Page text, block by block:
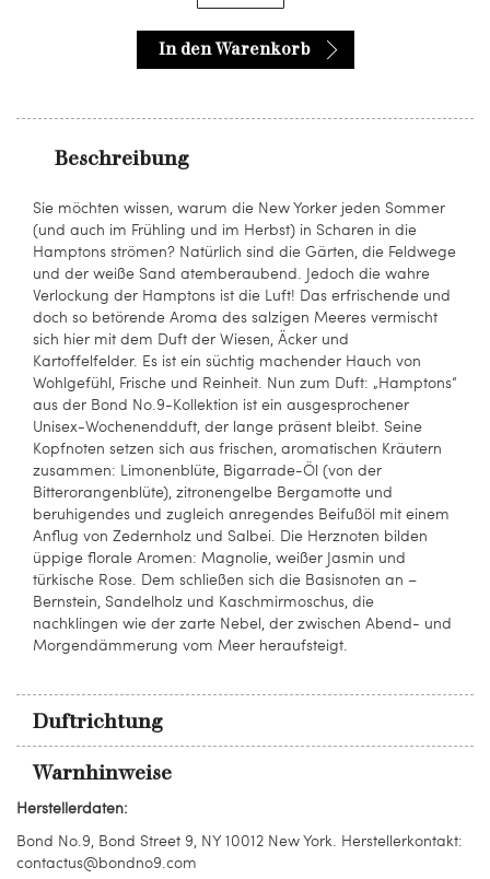
In den Warenkorb
Beschreibung
Sie möchten wissen, warum die New Yorker jeden Sommer
(und auch im Frühling und im Herbst) in Scharen in die
Hamptons strömen? Natürlich sind die Gärten, die Feldwege
und der weiße Sand atemberaubend. Jedoch die wahre
Verlockung der Hamptons ist die Luft! Das erfrischende und
doch so betörende Aroma des salzigen Meeres vermischt
sich hier mit dem Duft der Wiesen, Äcker und
Kartoffelfelder. Es ist ein süchtig machender Hauch von
Wohlgefühl, Frische und Reinheit. Nun zum Duft: „Hamptons“
aus der Bond No.9-Kollektion ist ein ausgesprochener
Unisex-Wochenendduft, der lange präsent bleibt. Seine
Kopfnoten setzen sich aus frischen, aromatischen Kräutern
zusammen: Limonenblüte, Bigarrade-Öl (von der
Bitterorangenblüte), zitronengelbe Bergamotte und
beruhigendes und zugleich anregendes Beifußöl mit einem
Anflug von Zedernholz und Salbei. Die Herznoten bilden
üppige florale Aromen: Magnolie, weißer Jasmin und
türkische Rose. Dem schließen sich die Basisnoten an –
Bernstein, Sandelholz und Kaschmirmoschus, die
nachklingen wie der zarte Nebel, der zwischen Abend- und
Morgendämmerung vom Meer heraufsteigt.
Duftrichtung
Warnhinweise
Herstellerdaten:
Bond No.9, Bond Street 9, NY 10012 New York. Herstellerkontakt:
contactus@bondno9.com